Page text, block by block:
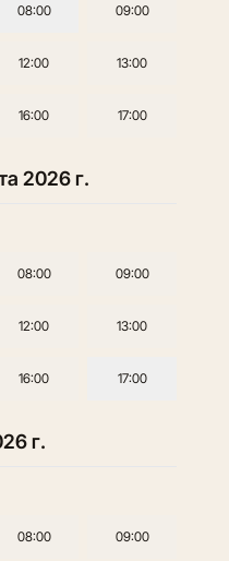
08:00 09:00
12:00 13:00
16:00 17:00
2026 г.
08:00 09:00
12:00 13:00
16:00 17:00
г.
08:00 09:00